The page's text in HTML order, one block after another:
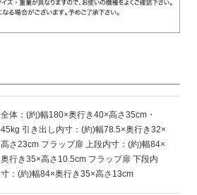
全体：(約)幅180×奥行き40×高さ35cm・
45kg 引き出し内寸：(約)幅78.5×奥行き32×
高さ23cm フラップ扉 上段内寸：(約)幅84×
奥行き35×高さ10.5cm フラップ扉 下段内
寸：(約)幅84×奥行き35×高さ13cm